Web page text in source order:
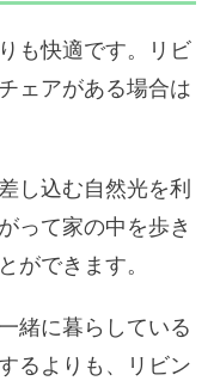
も快適です。リビ
ェアがある場合は
し込む自然光を利
って家の中を歩き
ができます。
緒に暮らしている
るよりも、リビン